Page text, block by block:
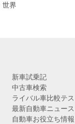
ブ
世界
新車試乗記
中古車検索
ライバル車比較テス
最新自動車ニュース
自動車お役立ち情報